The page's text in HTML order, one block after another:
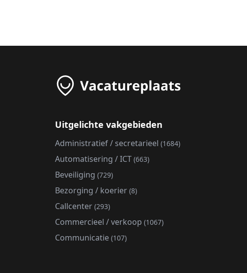
Uitgelichte vakgebieden
Administratief / secretarieel (1684)
Automatisering / ICT (663)
Beveiliging (729)
Bezorging / koerier (8)
Callcenter (293)
Commercieel / verkoop (1067)
Communicatie (107)